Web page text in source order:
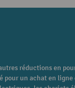
réductions en
un achat en